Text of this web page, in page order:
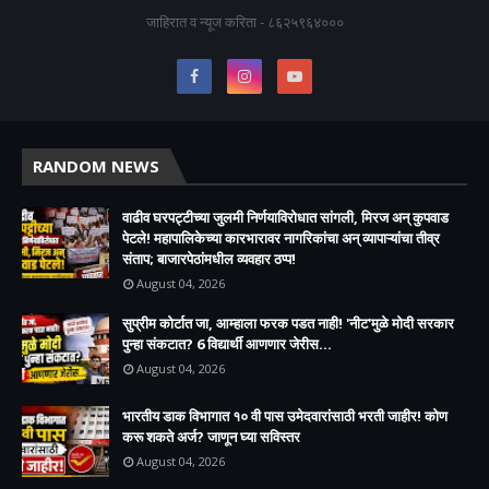
जाहिरात व न्यूज करिता - ८६२५९६४०००
RANDOM NEWS
वाढीव घरपट्टीच्या जुलमी निर्णयाविरोधात सांगली, मिरज अन् कुपवाड
पेटले! महापालिकेच्या कारभारावर नागरिकांचा अन् व्यापाऱ्यांचा तीव्र
संताप; बाजारपेठांमधील व्यवहार ठप्प!​
August 04, 2026
सुप्रीम कोर्टात जा, आम्हाला फरक पडत नाही! 'नीट'मुळे मोदी सरकार
पुन्हा संकटात? 6 विद्यार्थी आणणार जेरीस...
August 04, 2026
भारतीय डाक विभागात १० वी पास उमेदवारांसाठी भरती जाहीर! कोण
करू शकते अर्ज? जाणून घ्या सविस्तर
August 04, 2026